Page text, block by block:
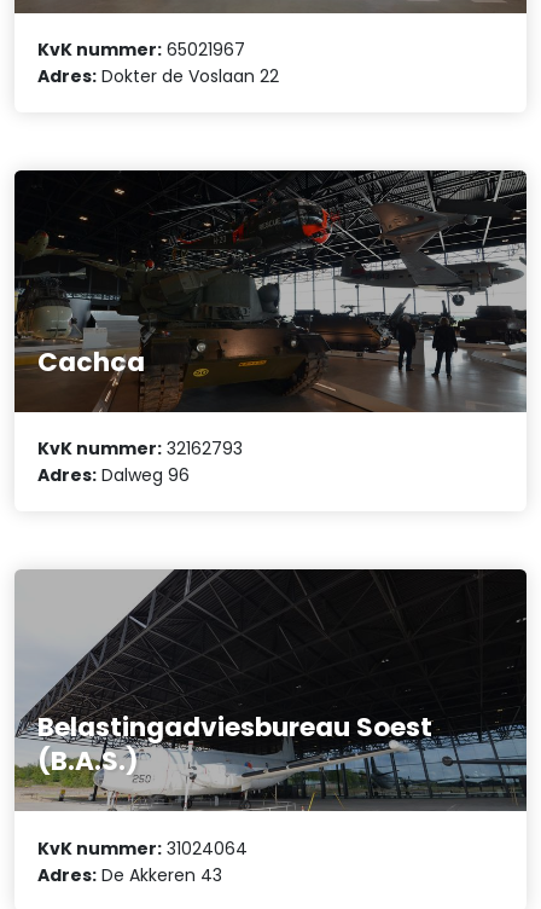
KvK nummer: 65021967
Adres: Dokter de Voslaan 22
Cachca
KvK nummer: 32162793
Adres: Dalweg 96
Belastingadviesbureau Soest
(B.A.S.)
KvK nummer: 31024064
Adres: De Akkeren 43